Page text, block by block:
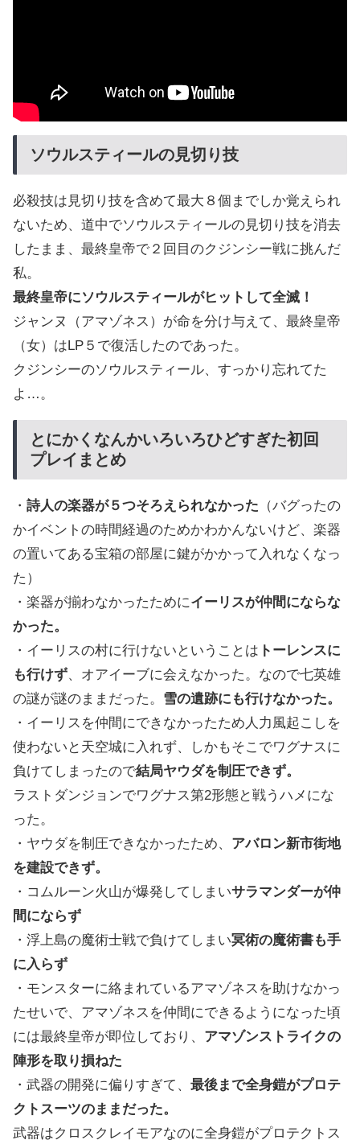
ソウルスティールの見切り技
必殺技は見切り技を含めて最大８個までしか覚えられ
ないため、道中でソウルスティールの見切り技を消去
したまま、最終皇帝で２回目のクジンシー戦に挑んだ
私。
最終皇帝にソウルスティールがヒットして全滅！
ジャンヌ（アマゾネス）が命を分け与えて、最終皇帝
（女）はLP５で復活したのであった。
クジンシーのソウルスティール、すっかり忘れてた
よ…。
とにかくなんかいろいろひどすぎた初回
プレイまとめ
・ 詩人の楽器が５つそろえられなかった （バグったの
かイベントの時間経過のためかわかんないけど、楽器
の置いてある宝箱の部屋に鍵がかかって入れなくなっ
た）
・楽器が揃わなかったためにイーリスが仲間にならな
かった。
・イーリスの村に行けないということは トーレンスに
も行けず、オアイーブに会えなかった。なので七英雄
の謎が謎のままだった。 雪の遺跡にも行けなかった。
・イーリスを仲間にできなかったため人力風起こしを
使わないと天空城に入れず、しかもそこでワグナスに
負けてしまったので結局ヤウダを制圧できず。
ラストダンジョンでワグナス第2形態と戦うハメにな
った。
・ヤウダを制圧できなかったため、 アバロン新市街地
を建設できず。
・コムルーン火山が爆発してしまいサラマンダーが仲
間にならず
・浮上島の魔術士戦で負けてしまい冥術の魔術書も手
に入らず
・モンスターに絡まれているアマゾネスを助けなかっ
たせいで、アマゾネスを仲間にできるようになった頃
には最終皇帝が即位しており、 アマゾンストライクの
陣形を取り損ねた
・武器の開発に偏りすぎて、 最後まで全身鎧がプロテ
クトスーツのままだった。
武器はクロスクレイモアなのに全身鎧がプロテクトス